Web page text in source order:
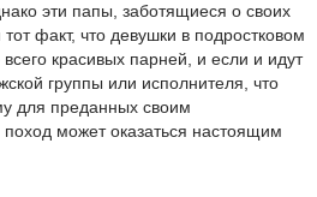
эти папы, заботящиеся о своих
факт, что девушки в подростковом
красивых парней, и если и идут
группы или исполнителя, что
для преданных своим
поход может оказаться настоящим